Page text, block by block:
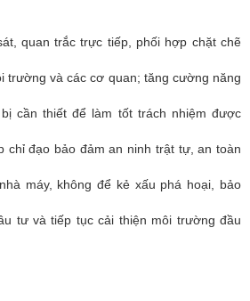
quan trắc trực tiếp, phối hợp chặt chẽ
trường và các cơ quan; tăng cường năng
cần thiết để làm tốt trách nhiệm được
chỉ đạo bảo đảm an ninh trật tự, an toàn
máy, không để kẻ xấu phá hoại, bảo
tư và tiếp tục cải thiện môi trường đầu